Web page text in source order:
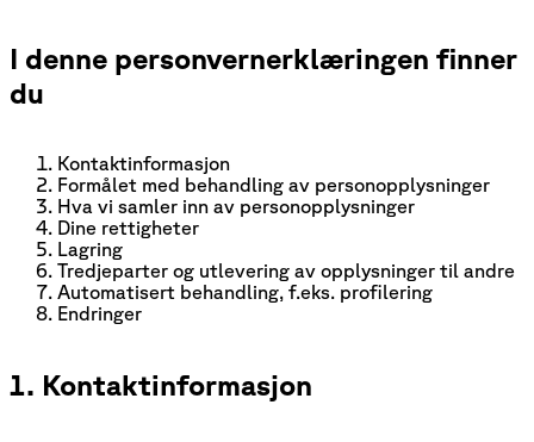
I denne personvernerklæringen finner
du
Kontaktinformasjon
Formålet med behandling av personopplysninger
Hva vi samler inn av personopplysninger
Dine rettigheter
Lagring
Tredjeparter og utlevering av opplysninger til andre
Automatisert behandling, f.eks. profilering
Endringer
1. Kontaktinformasjon